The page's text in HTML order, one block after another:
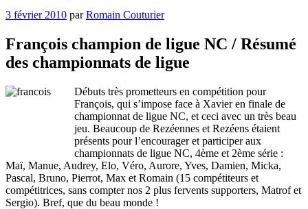
Publié
3 février 2010 parRomain Couturier
François champion de ligue NC / Résumé
des championnats de ligue
Débuts très prometteurs en compétition pour
François, qui s’impose face à Xavier en finale de
championnat de ligue NC, et ceci avec un très beau
jeu. Beaucoup de Rezéennes et Rezéens étaient
présents pour l’encourager et participer aux
championnats de ligue NC, 4ème et 2ème série :
Maï, Manue, Audrey, Elo, Véro, Aurore, Yves, Damien, Micka,
Pascal, Bruno, Pierrot, Max et Romain (15 compétiteurs et
compétitrices, sans compter nos 2 plus fervents supporters, Matrof et
Sergio). Bref, que du beau monde !